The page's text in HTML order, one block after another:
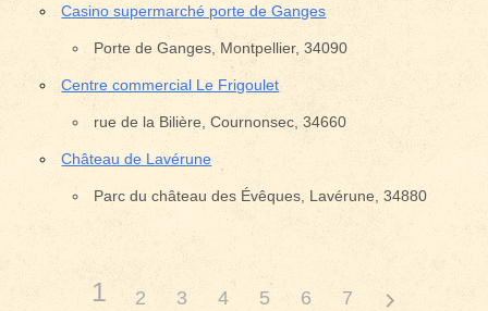
Casino supermarché porte de Ganges
Porte de Ganges, Montpellier, 34090
Centre commercial Le Frigoulet
rue de la Bilière, Cournonsec, 34660
Château de Lavérune
Parc du château des Évêques, Lavérune, 34880
1 2 3 4 5 6 7